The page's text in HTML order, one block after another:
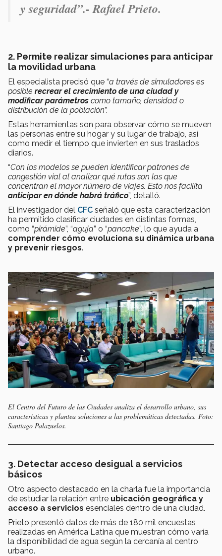
y seguridad”.- Rafael Prieto.
2. Permite realizar simulaciones para anticipar
la movilidad urbana
El especialista precisó que “a través de simuladores es
posible recrear el crecimiento de una ciudad y
modificar parámetros como tamaño, densidad o
distribución de la población”.
Estas herramientas son para observar cómo se mueven
las personas entre su hogar y su lugar de trabajo, así
como medir el tiempo que invierten en sus traslados
diarios.
“Con los modelos se pueden identificar patrones de
congestión vial al analizar qué rutas son las que
concentran el mayor número de viajes. Esto nos facilita
anticipar en dónde habrá tráfico”, detalló.
El investigador del CFC señaló que esta caracterización
ha permitido clasificar ciudades en distintas formas,
como “pirámide”, “aguja” o “pancake”, lo que ayuda a
comprender cómo evoluciona su dinámica urbana
y prevenir riesgos.
El Centro del Futuro de las Ciudades analiza el desarrollo urbano, sus
características y plantea soluciones a las problemáticas detectadas. Foto:
Santiago Palazuelos.
3. Detectar acceso desigual a servicios
básicos
Otro aspecto destacado en la charla fue la importancia
de estudiar la relación entre ubicación geográfica y
acceso a servicios esenciales dentro de una ciudad.
Prieto presentó datos de más de 180 mil encuestas
realizadas en América Latina que muestran cómo varía
la disponibilidad de agua según la cercanía al centro
urbano.